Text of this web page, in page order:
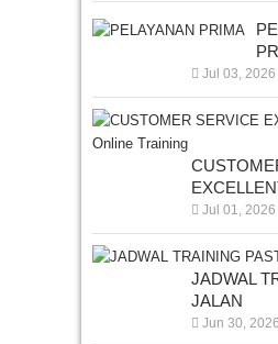
Jul 03, 2026
Jul 01, 2026
JADWAL
JALAN
Jun 30, 2026